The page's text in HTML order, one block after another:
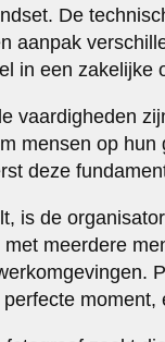
De
aanpak
in een zakelijke
vaardigheden
mensen op
deze
is de
meerdere
moment,